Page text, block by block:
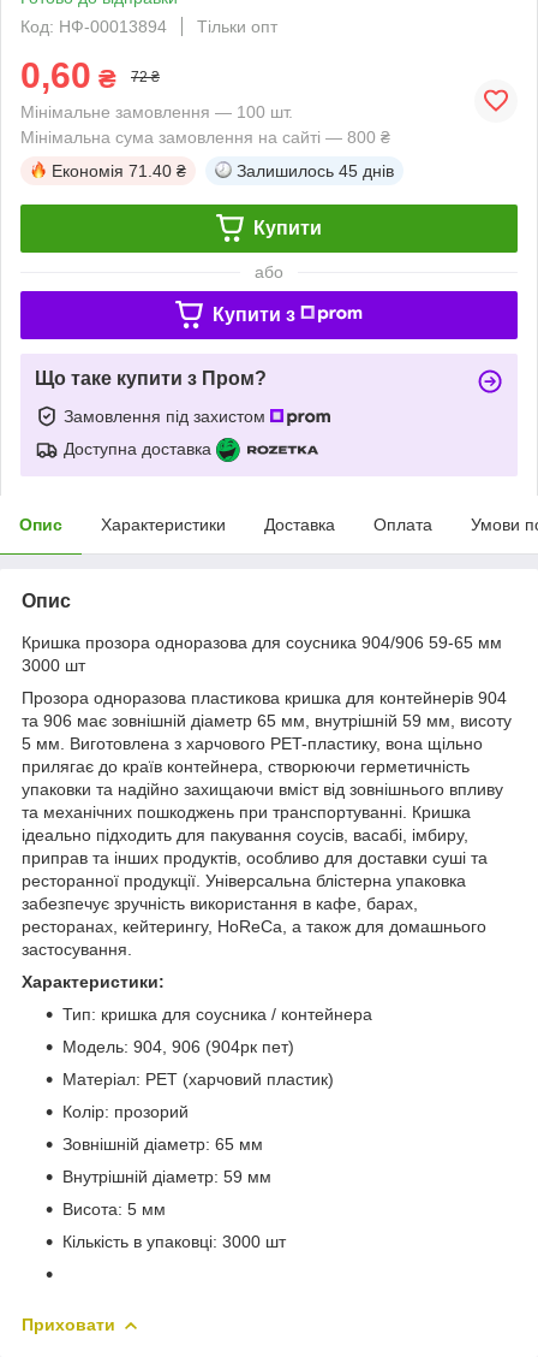
Код: НФ-00013894
Тільки опт
0,60 ₴ 72 ₴
Мінімальне замовлення — 100 шт.
Мінімальна сума замовлення на сайті — 800 ₴
Економія 71.40 ₴ Залишилось 45 днів
Купити
або
Купити з
Що таке купити з Пром?
Замовлення під захистом
Доступна доставка
Опис Характеристики Доставка Оплата Умови
Опис
Кришка прозора одноразова для соусника 904/906 59-65 мм
3000 шт
Прозора одноразова пластикова кришка для контейнерів 904
та 906 має зовнішній діаметр 65 мм, внутрішній 59 мм, висоту
5 мм. Виготовлена з харчового PET-пластику, вона щільно
прилягає до країв контейнера, створюючи герметичність
упаковки та надійно захищаючи вміст від зовнішнього впливу
та механічних пошкоджень при транспортуванні. Кришка
ідеально підходить для пакування соусів, васабі, імбиру,
приправ та інших продуктів, особливо для доставки суші та
ресторанної продукції. Універсальна блістерна упаковка
забезпечує зручність використання в кафе, барах,
ресторанах, кейтерингу, HoReCa, а також для домашнього
застосування.
Характеристики:
Тип: кришка для соусника / контейнера
Модель: 904, 906 (904рк пет)
Матеріал: PET (харчовий пластик)
Колір: прозорий
Зовнішній діаметр: 65 мм
Внутрішній діаметр: 59 мм
Висота: 5 мм
Кількість в упаковці: 3000 шт
Приховати